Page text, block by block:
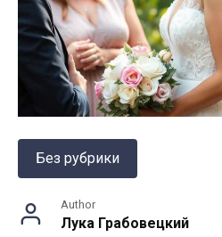
Без рубрики
Author
Лука Грабовецкий